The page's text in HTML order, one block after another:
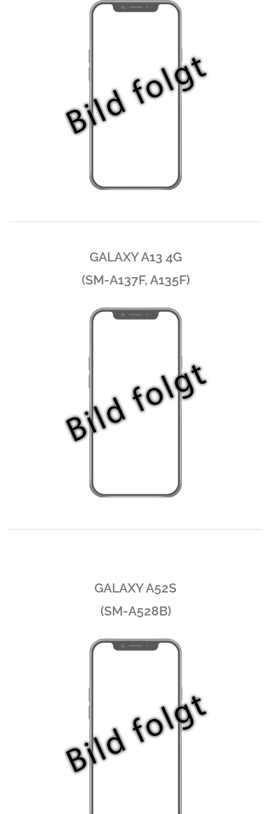
GALAXY A13 4G
(SM-A137F, A135F)
GALAXY A52S
(SM-A528B)